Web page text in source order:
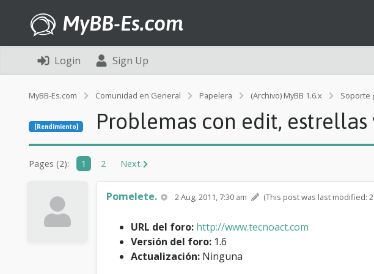
MyBB-Es.com
Login Sign Up
MyBB-Es.com Comunidad en General Papelera (Archivo) MyBB 1.6.x Soporte
[Rendimiento] Problemas con edit,
Pages (2): 1 2 Next
Pomelete. 2 Aug, 2011, 7:30 am (This post was last modified:
URL del foro: http://www.tecnoact.com
Versión del foro: 1.6
Actualización: Ninguna